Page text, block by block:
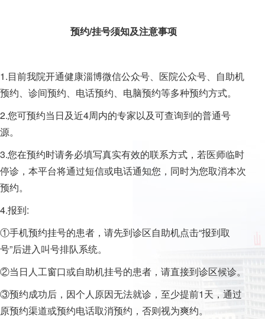
预约/挂号须知及注意事项
1.目前我院开通健康淄博微信公众号、医院公众号、自助机
预约、诊间预约、电话预约、电脑预约等多种预约方式。
2.您可预约当日及近4周内的专家以及可查询到的普通号
源。
3.您在预约时请务必填写真实有效的联系方式，若医师临时
停诊，本平台将通过短信或电话通知您，同时为您取消本次
预约。
4.报到:
①手机预约挂号的患者，请先到诊区自助机点击“报到取
号”后进入叫号排队系统。
②当日人工窗口或自助机挂号的患者，请直接到诊区候诊。
③预约成功后，因个人原因无法就诊，至少提前1天，通过
原预约渠道或预约电话取消预约，否则视为爽约。